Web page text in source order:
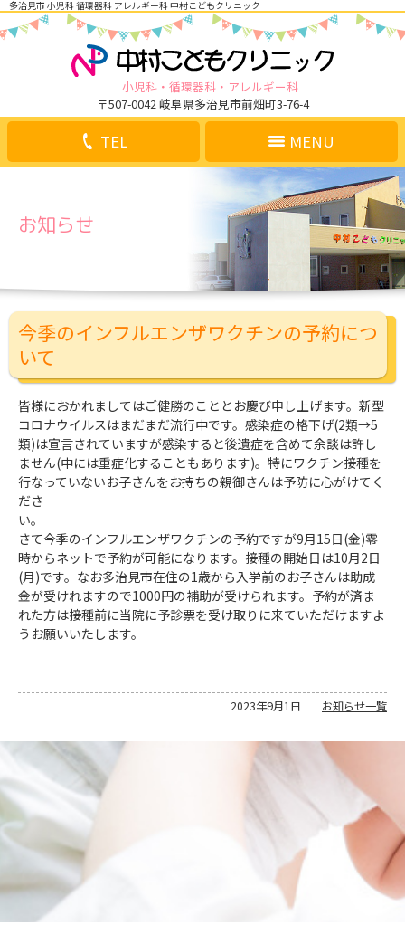
多治見市 小児科 循環器科 アレルギー科 中村こどもクリニック
小児科 循環器科
アレルギー科
〒507-0042 岐阜県多治見市前畑町3-76-4
お知らせ
今季のインフルエンザワクチンの予約につ
いて
皆様におかれましてはご健勝のこととお慶び申し上げます。新型
コロナウイルスはまだまだ流行中です。感染症の格下げ(2類→5
類)は宣言されていますが感染すると後遺症を含めて余談は許し
ません(中には重症化することもあります)。特にワクチン接種を
行なっていないお子さんをお持ちの親御さんは予防に心がけてく
ださ
い
さて今季のインフルエンザワクチンの予約ですが9月15日(金)零
時からネットで予約が可能になります。接種の開始日は10月2日
(月)です。なお多治見市在住の1歳から入学前のお子さんは助成
金が受けれますので1000円の補助が受けられます。予約が済ま
れた方は接種前に当院に予診票を受け取りに来ていただけますよ
うお願いいたします。
2023年9月1日 お知らせ一覧
MENU
TEL